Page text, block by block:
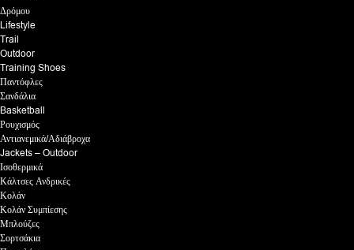
Δρόμου
Lifestyle
Trail
Outdoor
Training Shoes
Παντόφλες
Σανδάλια
Basketball
Ρουχισμός
Αντιανεμικά/Αδιάβροχα
Jackets – Outdoor
Ισοθερμικά
Κάλτσες Ανδρικές
Κολάν
Κολάν Συμπίεσης
Μπλούζες
Σορτσάκια